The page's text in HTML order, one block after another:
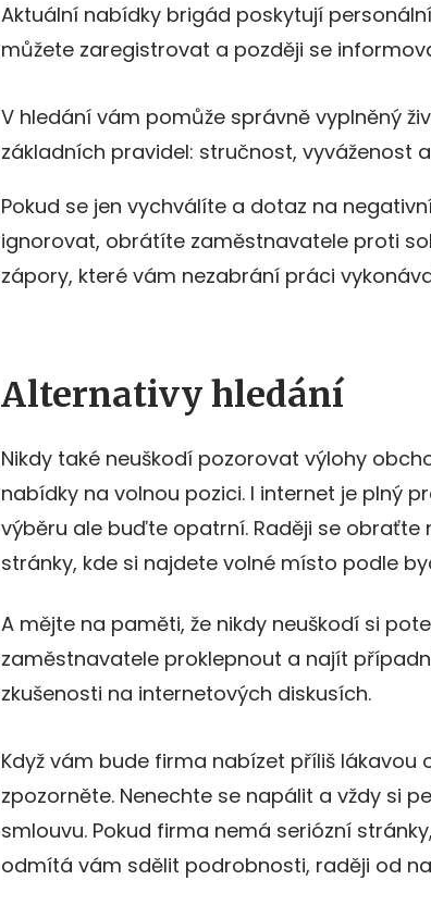
Aktuální nabídky brigád poskytují
můžete zaregistrovat a později se
V hledání vám pomůže správně vyplněný
základních pravidel: stručnost, vyváženost
Pokud se jen vychválíte a dotaz na
ignorovat, obrátíte zaměstnavatele proti
zápory, které vám nezabrání práci
Alternativy hledání
Nikdy také neuškodí pozorovat výlohy
nabídky na volnou pozici. I internet je plný
výběru ale buďte opatrní. Raději se obraťte
stránky, kde si najdete volné místo podle
A mějte na paměti, že nikdy neuškodí si
zaměstnavatele proklepnout a najít
zkušenosti na internetových diskusích.
Když vám bude firma nabízet příliš lákavou
zpozorněte. Nenechte se napálit a vždy si
smlouvu. Pokud firma nemá seriózní
odmítá vám sdělit podrobnosti, raději od